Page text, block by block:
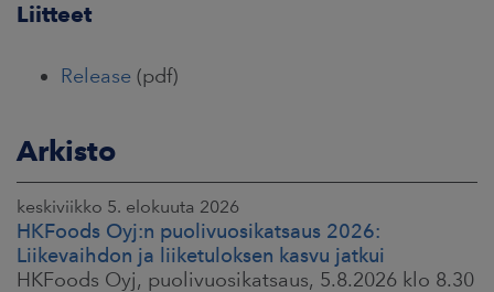
Liitteet
Release (pdf)
Arkisto
keskiviikko 5. elokuuta 2026
HKFoods Oyj:n puolivuosikatsaus 2026:
Liikevaihdon ja liiketuloksen kasvu jatkui
HKFoods Oyj, puolivuosikatsaus, 5.8.2026 klo 8.30